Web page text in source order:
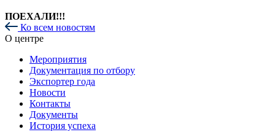
ПОЕХАЛИ!!!
Ко всем новостям
О центре
Мероприятия
Документация по отбору
Экспортер года
Новости
Контакты
Документы
История успеха